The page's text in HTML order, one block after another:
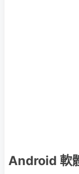
Android 軟